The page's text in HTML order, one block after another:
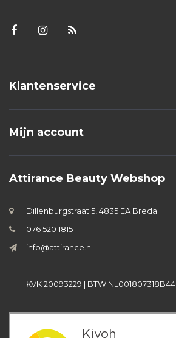
Klantenservice
Mijn account
Attirance Beauty Webshop
Dillenburgstraat 5, 4835 EA Breda
076 520 1815
info@attirance.nl
KVK 20093229 | BTW NL001807318B44